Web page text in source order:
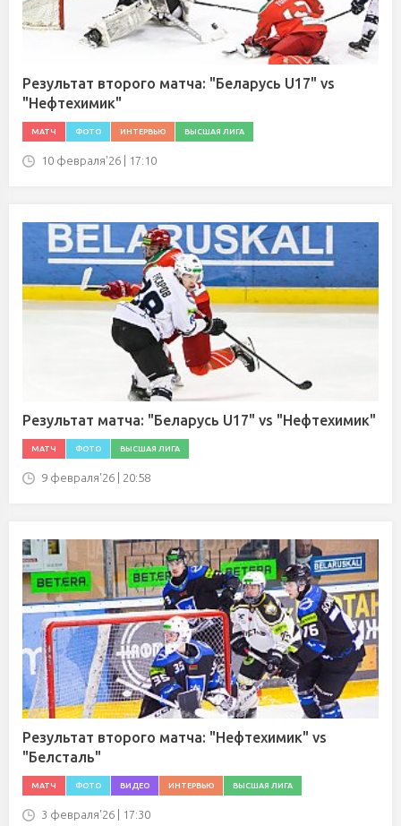
Результат второго матча: "Беларусь U17" vs
"Нефтехимик"
МАТЧ ФОТО ИНТЕРВЬЮ ВЫСШАЯ ЛИГА
10 февраля'26 | 17:10
Результат матча: "Беларусь U17" vs "Нефтехимик"
МАТЧ ФОТО ВЫСШАЯ ЛИГА
9 февраля'26 | 20:58
Результат второго матча: "Нефтехимик" vs
"Белсталь"
МАТЧ ФОТО ВИДЕО ИНТЕРВЬЮ ВЫСШАЯ ЛИГА
3 февраля'26 | 17:30